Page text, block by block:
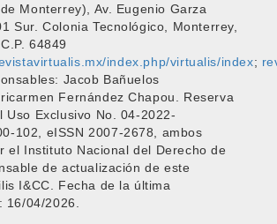
Monterrey), Av. Eugenio Garza
Sur. Colonia Tecnológico, Monterrey,
64849
index.php/virtualis/index;
Jacob Bañuelos
Fernández Chapou. Reserva
Uso Exclusivo No. 04-2022-
102, eISSN 2007-2678, ambos
el Instituto Nacional del Derecho de
de actualización de este
I&CC. Fecha de la última
16/04/2026.